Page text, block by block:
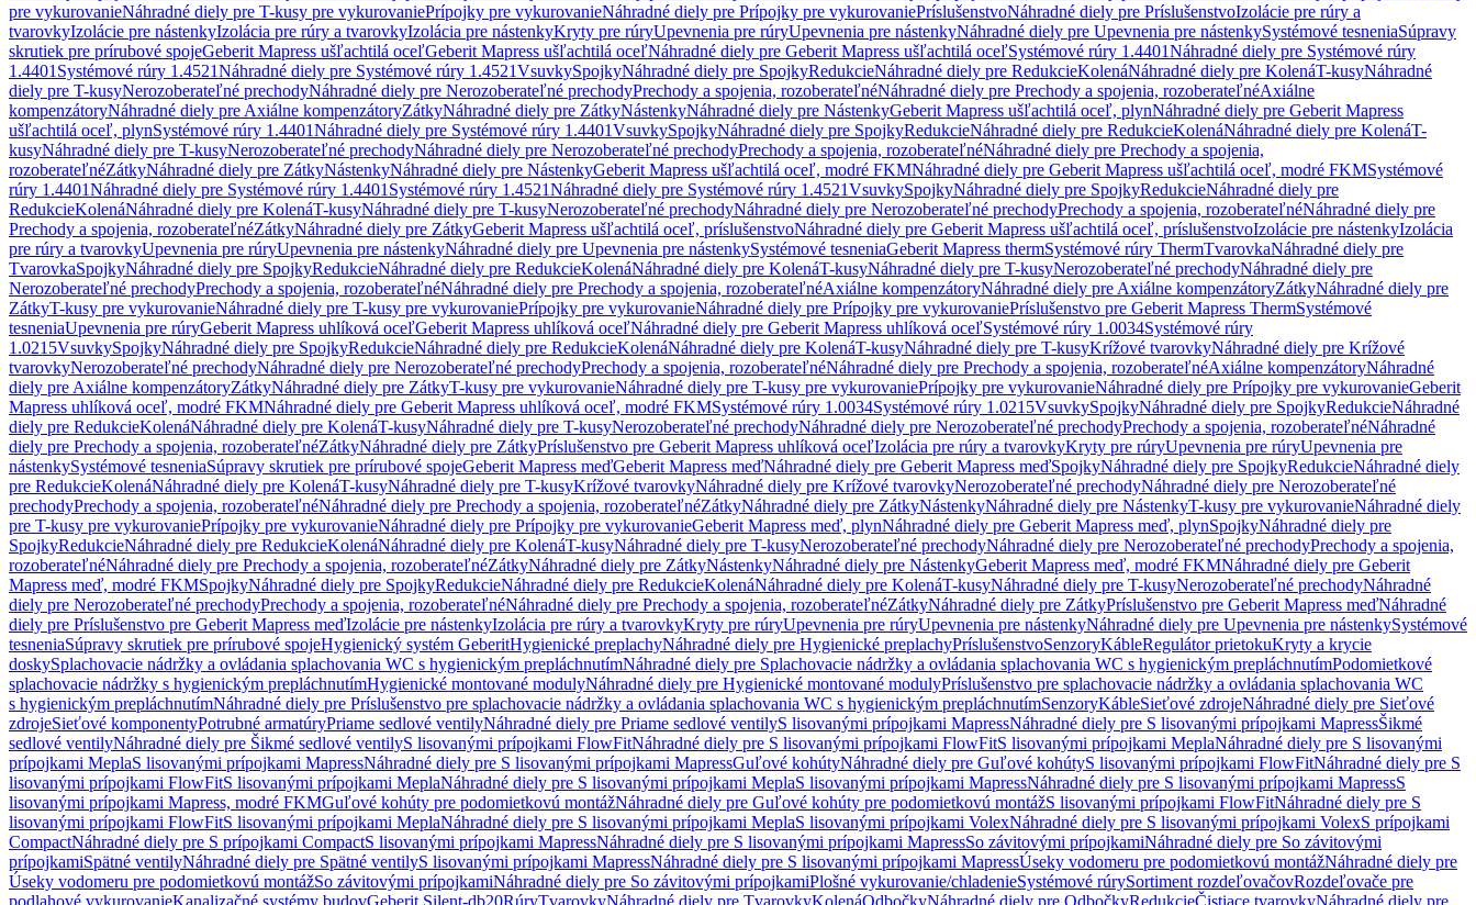
pre vykurovanieNáhradné diely pre T-kusy pre vykurovaniePrípojky pre vykurovanieNáhradné diely pre Prípojky pre vykurovaniePríslušenstvoNáhradné diely pre PríslušenstvoIzolácie pre rúry a
tvarovkyIzolácie pre nástenkyIzolácia pre rúry a tvarovkyIzolácia pre nástenkyKryty pre rúryUpevnenia pre rúryUpevnenia pre nástenkyNáhradné diely pre Upevnenia pre nástenkySystémové tesneniaSúpravy
skrutiek pre prírubové spojeGeberit Mapress ušľachtilá oceľGeberit Mapress ušľachtilá oceľNáhradné diely pre Geberit Mapress ušľachtilá oceľSystémové rúry 1.4401Náhradné diely pre Systémové rúry
1.4401 Systémové rúry 1.4521Náhradné diely pre Systémové rúry 1.4521VsuvkySpojkyNáhradné diely pre SpojkyRedukcieNáhradné diely pre RedukcieKolenáNáhradné diely pre KolenáT-kusyNáhradné
diely pre T-kusyNerozoberateľné prechodyNáhradné diely pre Nerozoberateľné prechodyPrechody a spojenia, rozoberateľnéNáhradné diely pre Prechody a spojenia, rozoberateľnéAxiálne
kompenzátoryNáhradné diely pre Axiálne kompenzátoryZátkyNáhradné diely pre ZátkyNástenkyNáhradné diely pre NástenkyGeberit Mapress ušľachtilá oceľ, plynNáhradné diely pre Geberit Mapress
ušľachtilá oceľ, plynSystémové rúry 1.4401Náhradné diely pre Systémové rúry 1.4401VsuvkySpojkyNáhradné diely pre SpojkyRedukcieNáhradné diely pre RedukcieKolenáNáhradné diely pre KolenáT-
kusyNáhradné diely pre T-kusyNerozoberateľné prechodyNáhradné diely pre Nerozoberateľné prechodyPrechody a spojenia, rozoberateľnéNáhradné diely pre Prechody a spojenia,
rozoberateľnéZátkyNáhradné diely pre ZátkyNástenkyNáhradné diely pre NástenkyGeberit Mapress ušľachtilá oceľ, modré FKMNáhradné diely pre Geberit Mapress ušľachtilá oceľ, modré FKMSystémové
rúry 1.4401Náhradné diely pre Systémové rúry 1.4401 Systémové rúry 1.4521Náhradné diely pre Systémové rúry 1.4521VsuvkySpojkyNáhradné diely pre SpojkyRedukcieNáhradné diely pre
RedukcieKolenáNáhradné diely pre KolenáT-kusyNáhradné diely pre T-kusyNerozoberateľné prechodyNáhradné diely pre Nerozoberateľné prechodyPrechody a spojenia, rozoberateľnéNáhradné diely pre
Prechody a spojenia, rozoberateľnéZátkyNáhradné diely pre ZátkyGeberit Mapress ušľachtilá oceľ, príslušenstvoNáhradné diely pre Geberit Mapress ušľachtilá oceľ, príslušenstvoIzolácie pre nástenkyIzolácia
pre rúry a tvarovkyUpevnenia pre rúryUpevnenia pre nástenkyNáhradné diely pre Upevnenia pre nástenkySystémové tesneniaGeberit Mapress thermSystémové rúry ThermTvarovkaNáhradné diely pre
TvarovkaSpojkyNáhradné diely pre SpojkyRedukcieNáhradné diely pre RedukcieKolenáNáhradné diely pre KolenáT-kusyNáhradné diely pre T-kusyNerozoberateľné prechodyNáhradné diely pre
Nerozoberateľné prechodyPrechody a spojenia, rozoberateľnéNáhradné diely pre Prechody a spojenia, rozoberateľnéAxiálne kompenzátoryNáhradné diely pre Axiálne kompenzátoryZátkyNáhradné diely pre
ZátkyT-kusy pre vykurovanieNáhradné diely pre T-kusy pre vykurovaniePrípojky pre vykurovanieNáhradné diely pre Prípojky pre vykurovaniePríslušenstvo pre Geberit Mapress ThermSystémové
tesneniaUpevnenia pre rúryGeberit Mapress uhlíková oceľGeberit Mapress uhlíková oceľNáhradné diely pre Geberit Mapress uhlíková oceľSystémové rúry 1.0034Systémové rúry
1.0215VsuvkySpojkyNáhradné diely pre SpojkyRedukcieNáhradné diely pre RedukcieKolenáNáhradné diely pre KolenáT-kusyNáhradné diely pre T-kusyKrížové tvarovkyNáhradné diely pre Krížové
tvarovkyNerozoberateľné prechodyNáhradné diely pre Nerozoberateľné prechodyPrechody a spojenia, rozoberateľnéNáhradné diely pre Prechody a spojenia, rozoberateľnéAxiálne kompenzátoryNáhradné
diely pre Axiálne kompenzátoryZátkyNáhradné diely pre ZátkyT-kusy pre vykurovanieNáhradné diely pre T-kusy pre vykurovaniePrípojky pre vykurovanieNáhradné diely pre Prípojky pre vykurovanieGeberit
Mapress uhlíková oceľ, modré FKMNáhradné diely pre Geberit Mapress uhlíková oceľ, modré FKMSystémové rúry 1.0034Systémové rúry 1.0215VsuvkySpojkyNáhradné diely pre SpojkyRedukcieNáhradné
diely pre RedukcieKolenáNáhradné diely pre KolenáT-kusyNáhradné diely pre T-kusyNerozoberateľné prechodyNáhradné diely pre Nerozoberateľné prechodyPrechody a spojenia, rozoberateľnéNáhradné
diely pre Prechody a spojenia, rozoberateľnéZátkyNáhradné diely pre ZátkyPríslušenstvo pre Geberit Mapress uhlíková oceľIzolácia pre rúry a tvarovkyKryty pre rúryUpevnenia pre rúryUpevnenia pre
nástenkySystémové tesneniaSúpravy skrutiek pre prírubové spojeGeberit Mapress meďGeberit Mapress meďNáhradné diely pre Geberit Mapress meďSpojkyNáhradné diely pre SpojkyRedukcieNáhradné diely
pre RedukcieKolenáNáhradné diely pre KolenáT-kusyNáhradné diely pre T-kusyKrížové tvarovkyNáhradné diely pre Krížové tvarovkyNerozoberateľné prechodyNáhradné diely pre Nerozoberateľné
prechodyPrechody a spojenia, rozoberateľnéNáhradné diely pre Prechody a spojenia, rozoberateľnéZátkyNáhradné diely pre ZátkyNástenkyNáhradné diely pre NástenkyT-kusy pre vykurovanieNáhradné diely
pre T-kusy pre vykurovaniePrípojky pre vykurovanieNáhradné diely pre Prípojky pre vykurovanieGeberit Mapress meď, plynNáhradné diely pre Geberit Mapress meď, plynSpojkyNáhradné diely pre
SpojkyRedukcieNáhradné diely pre RedukcieKolenáNáhradné diely pre KolenáT-kusyNáhradné diely pre T-kusyNerozoberateľné prechodyNáhradné diely pre Nerozoberateľné prechodyPrechody a spojenia,
rozoberateľnéNáhradné diely pre Prechody a spojenia, rozoberateľnéZátkyNáhradné diely pre ZátkyNástenkyNáhradné diely pre NástenkyGeberit Mapress meď, modré FKMNáhradné diely pre Geberit
Mapress meď, modré FKMSpojkyNáhradné diely pre SpojkyRedukcieNáhradné diely pre RedukcieKolenáNáhradné diely pre KolenáT-kusyNáhradné diely pre T-kusyNerozoberateľné prechodyNáhradné
diely pre Nerozoberateľné prechodyPrechody a spojenia, rozoberateľnéNáhradné diely pre Prechody a spojenia, rozoberateľnéZátkyNáhradné diely pre ZátkyPríslušenstvo pre Geberit Mapress meďNáhradné
diely pre Príslušenstvo pre Geberit Mapress meďIzolácie pre nástenkyIzolácia pre rúry a tvarovkyKryty pre rúryUpevnenia pre rúryUpevnenia pre nástenkyNáhradné diely pre Upevnenia pre nástenkySystémové
tesneniaSúpravy skrutiek pre prírubové spojeHygienický systém GeberitHygienické preplachyNáhradné diely pre Hygienické preplachyPríslušenstvoSenzoryKábleRegulátor prietokuKryty a krycie
doskySplachovacie nádržky a ovládania splachovania WC s hygienickým prepláchnutímNáhradné diely pre Splachovacie nádržky a ovládania splachovania WC s hygienickým prepláchnutímPodomietkové
splachovacie nádržky s hygienickým prepláchnutímHygienické montované modulyNáhradné diely pre Hygienické montované modulyPríslušenstvo pre splachovacie nádržky a ovládania splachovania WC
s hygienickým prepláchnutímNáhradné diely pre Príslušenstvo pre splachovacie nádržky a ovládania splachovania WC s hygienickým prepláchnutímSenzoryKábleSieťové zdrojeNáhradné diely pre Sieťové
zdrojeSieťové komponentyPotrubné armatúryPriame sedlové ventilyNáhradné diely pre Priame sedlové ventilyS lisovanými prípojkami MapressNáhradné diely pre S lisovanými prípojkami MapressŠikmé
sedlové ventilyNáhradné diely pre Šikmé sedlové ventilyS lisovanými prípojkami FlowFitNáhradné diely pre S lisovanými prípojkami FlowFitS lisovanými prípojkami MeplaNáhradné diely pre S lisovanými
prípojkami MeplaS lisovanými prípojkami MapressNáhradné diely pre S lisovanými prípojkami MapressGuľové kohútyNáhradné diely pre Guľové kohútyS lisovanými prípojkami FlowFitNáhradné diely pre S
lisovanými prípojkami FlowFitS lisovanými prípojkami MeplaNáhradné diely pre S lisovanými prípojkami MeplaS lisovanými prípojkami MapressNáhradné diely pre S lisovanými prípojkami MapressS
lisovanými prípojkami Mapress, modré FKMGuľové kohúty pre podomietkovú montážNáhradné diely pre Guľové kohúty pre podomietkovú montážS lisovanými prípojkami FlowFitNáhradné diely pre S
lisovanými prípojkami FlowFitS lisovanými prípojkami MeplaNáhradné diely pre S lisovanými prípojkami MeplaS lisovanými prípojkami VolexNáhradné diely pre S lisovanými prípojkami VolexS prípojkami
CompactNáhradné diely pre S prípojkami CompactS lisovanými prípojkami MapressNáhradné diely pre S lisovanými prípojkami MapressSo závitovými prípojkamiNáhradné diely pre So závitovými
prípojkamiSpätné ventilyNáhradné diely pre Spätné ventilyS lisovanými prípojkami MapressNáhradné diely pre S lisovanými prípojkami MapressÚseky vodomeru pre podomietkovú montážNáhradné diely pre
Úseky vodomeru pre podomietkovú montážSo závitovými prípojkamiNáhradné diely pre So závitovými prípojkamiPlošné vykurovanie/chladenieSystémové rúrySortiment rozdeľovačovRozdeľovače pre
podlahové vykurovanieKanalizačné systémy budovGeberit Silent-db20RúryTvarovkyNáhradné diely pre TvarovkyKolenáOdbočkyNáhradné diely pre OdbočkyRedukcieČistiace tvarovkyNáhradné diely pre